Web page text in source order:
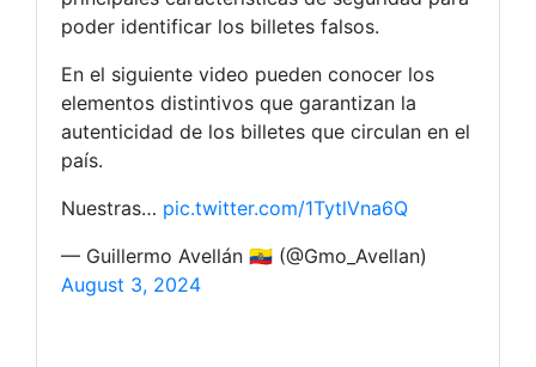
poder identificar los billetes falsos.
En el siguiente video pueden conocer los
elementos distintivos que garantizan la
autenticidad de los billetes que circulan en el
país.
Nuestras… pic.twitter.com/1TytlVna6Q
— Guillermo Avellán 🇪🇨 (@Gmo_Avellan)
August 3, 2024